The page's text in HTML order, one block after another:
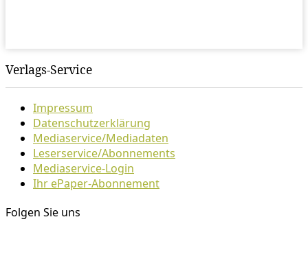
Verlags-Service
Impressum
Datenschutzerklärung
Mediaservice/Mediadaten
Leserservice/Abonnements
Mediaservice-Login
Ihr ePaper-Abonnement
Folgen Sie uns